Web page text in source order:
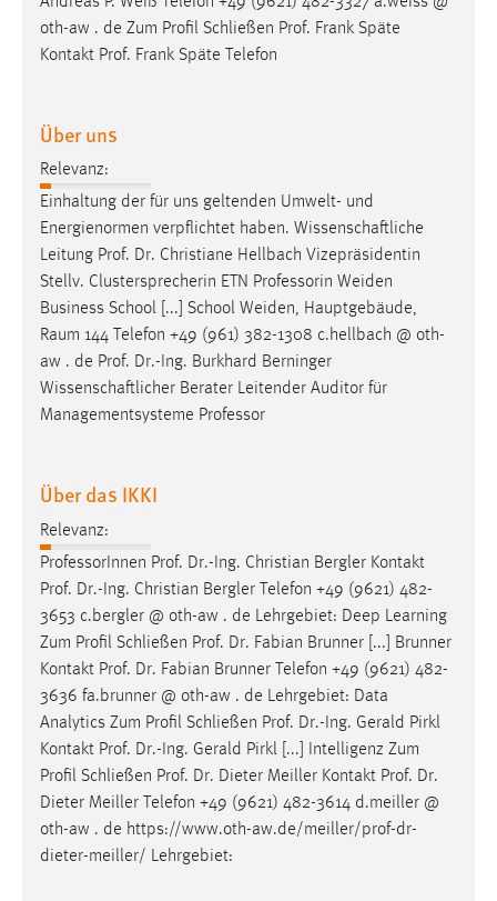
oth-aw . de Zum Profil Schließen Prof. Frank Späte
Kontakt Prof. Frank Späte Telefon
Über uns
Relevanz:
Einhaltung der für uns geltenden Umwelt- und
Energienormen verpflichtet haben. Wissenschaftliche
Leitung Prof. Dr. Christiane Hellbach Vizepräsidentin
Stellv. Clustersprecherin ETN Professorin Weiden
Business School [...] School Weiden, Hauptgebäude,
Raum 144 Telefon +49 (961) 382-1308 c.hellbach @ oth-
aw . de Prof. Dr.-Ing. Burkhard Berninger
Wissenschaftlicher Berater Leitender Auditor für
Managementsysteme Professor
Über das IKKI
Relevanz:
ProfessorInnen Prof. Dr.-Ing. Christian Bergler Kontakt
Prof. Dr.-Ing. Christian Bergler Telefon +49 (9621) 482-
3653 c.bergler @ oth-aw . de Lehrgebiet: Deep Learning
Zum Profil Schließen Prof. Dr. Fabian Brunner [...] Brunner
Kontakt Prof. Dr. Fabian Brunner Telefon +49 (9621) 482-
3636 fa.brunner @ oth-aw . de Lehrgebiet: Data
Analytics Zum Profil Schließen Prof. Dr.-Ing. Gerald Pirkl
Kontakt Prof. Dr.-Ing. Gerald Pirkl [...] Intelligenz Zum
Profil Schließen Prof. Dr. Dieter Meiller Kontakt Prof. Dr.
Dieter Meiller Telefon +49 (9621) 482-3614 d.meiller @
oth-aw . de https://www.oth-aw.de/meiller/prof-dr-
dieter-meiller/ Lehrgebiet:
Conversion-Tracking
Cookie Laufzeit:
Name:
_fbp
Anbieter:
Facebook
Zweck:
Conversion-Tracking
Cookie Laufzeit:
3 Monate
EXTERNE MEDIEN
Um Inhalte von Videoplattformen und Social Media
Plattformen anzeigen zu können, werden von diesen
externen Medien Cookies gesetzt.
YouTube
Vimeo